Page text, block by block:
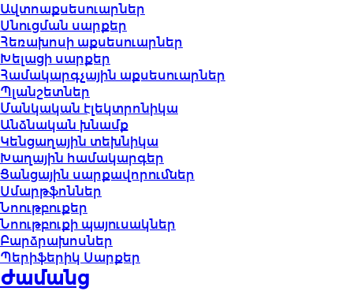
Ավտոաքսեսուարներ
Սնուցման սարքեր
Հեռախոսի աքսեսուարներ
Խելացի սարքեր
Համակարգչային աքսեսուարներ
Պլանշետներ
Մանկական էլեկտրոնիկա
Անձնական խնամք
Կենցաղային տեխնիկա
Խաղային համակարգեր
Ցանցային սարքավորումներ
Սմարթֆոններ
Նոութբուքեր
Նոութբուքի պայուսակներ
Բարձրախոսներ
Պերիֆերիկ Սարքեր
Ժամանց